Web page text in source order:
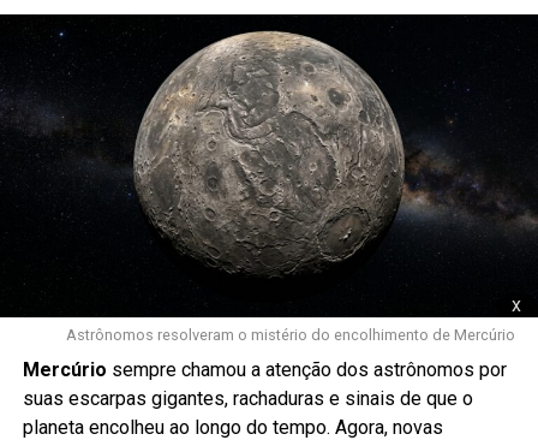
x
Astrônomos resolveram o mistério do encolhimento de Mercúrio
Mercúrio sempre chamou a atenção dos astrônomos por
suas escarpas gigantes, rachaduras e sinais de que o
planeta encolheu ao longo do tempo. Agora, novas